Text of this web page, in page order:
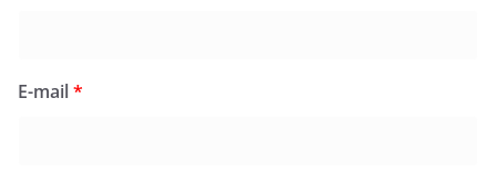
E-mail*